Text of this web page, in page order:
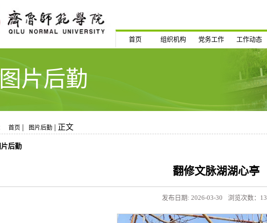
首页 组织机构 党务工作 工作动态
片后勤
首页 | 图片后勤 | 正文
片后勤
翻修文脉湖湖心亭
发布日期: 2026-03-30 浏览次数： 13